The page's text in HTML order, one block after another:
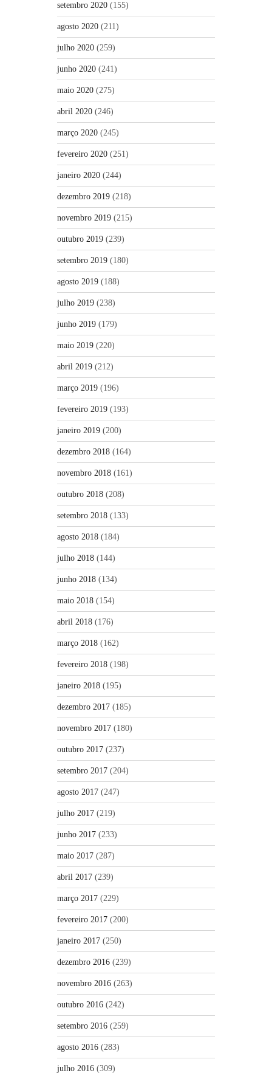
setembro 2020 (155)
agosto 2020 (211)
julho 2020 (259)
junho 2020 (241)
maio 2020 (275)
abril 2020 (246)
março 2020 (245)
fevereiro 2020 (251)
janeiro 2020 (244)
dezembro 2019 (218)
novembro 2019 (215)
outubro 2019 (239)
setembro 2019 (180)
agosto 2019 (188)
julho 2019 (238)
junho 2019 (179)
maio 2019 (220)
abril 2019 (212)
março 2019 (196)
fevereiro 2019 (193)
janeiro 2019 (200)
dezembro 2018 (164)
novembro 2018 (161)
outubro 2018 (208)
setembro 2018 (133)
agosto 2018 (184)
julho 2018 (144)
junho 2018 (134)
maio 2018 (154)
abril 2018 (176)
março 2018 (162)
fevereiro 2018 (198)
janeiro 2018 (195)
dezembro 2017 (185)
novembro 2017 (180)
outubro 2017 (237)
setembro 2017 (204)
agosto 2017 (247)
julho 2017 (219)
junho 2017 (233)
maio 2017 (287)
abril 2017 (239)
março 2017 (229)
fevereiro 2017 (200)
janeiro 2017 (250)
dezembro 2016 (239)
novembro 2016 (263)
outubro 2016 (242)
setembro 2016 (259)
agosto 2016 (283)
julho 2016 (309)